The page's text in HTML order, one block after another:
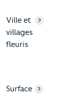
Ville et
villages
fleuris
?
Surface ?